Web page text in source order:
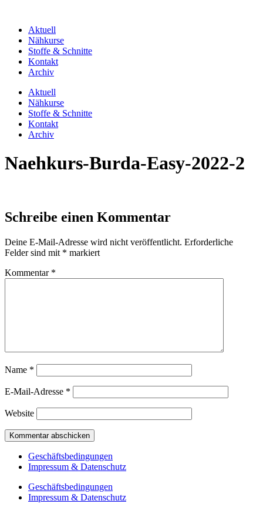
springenAktuell
Nähkurse
Stoffe & Schnitte
Kontakt
Archiv
Aktuell
Nähkurse
Stoffe & Schnitte
Kontakt
Archiv
Naehkurs-Burda-Easy-2022-2
Schreibe einen Kommentar
Deine E-Mail-Adresse wird nicht veröffentlicht. Erforderliche
Felder sind mit * markiert
Kommentar *
Name *
E-Mail-Adresse *
Website
Geschäftsbedingungen
Impressum & Datenschutz
Geschäftsbedingungen
Impressum & Datenschutz